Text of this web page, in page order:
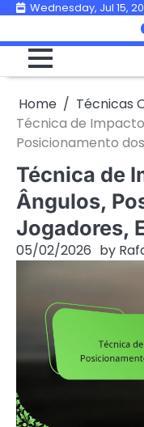
Skip
content
Wednesday, Jul 15,
Home
Técnicas
Técnica de
Posicionamento
Técnica de
Ângulos,
Jogadores,
05/02/2026 by